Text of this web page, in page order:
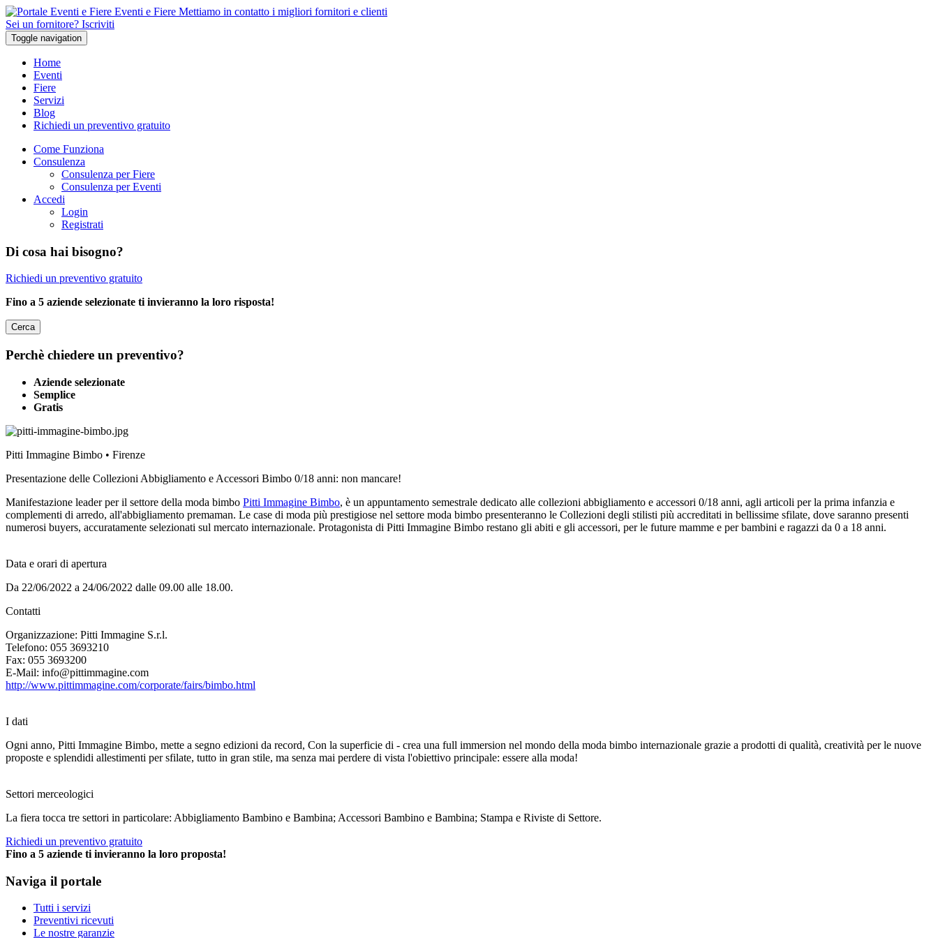
Eventi e Fiere Mettiamo in contatto i migliori fornitori e clienti
Sei un fornitore? Iscriviti
Toggle navigation
Home
Eventi
Fiere
Servizi
Blog
Richiedi un preventivo gratuito
Come Funziona
Consulenza
Consulenza per Fiere
Consulenza per Eventi
Accedi
Login
Registrati
Di cosa hai bisogno?
Richiedi un preventivo gratuito
Fino a 5 aziende selezionate ti invieranno la loro risposta!
Cerca
Perchè chiedere un preventivo?
Aziende selezionate
Semplice
Gratis
Pitti Immagine Bimbo • Firenze
Presentazione delle Collezioni Abbigliamento e Accessori Bimbo 0/18 anni: non mancare!
Manifestazione leader per il settore della moda bimbo Pitti Immagine Bimbo, è un appuntamento semestrale dedicato alle collezioni abbigliamento e accessori 0/18 anni, agli articoli per la prima infanzia e
complementi di arredo, all'abbigliamento premaman. Le case di moda più prestigiose nel settore moda bimbo presenteranno le Collezioni degli stilisti più accreditati in bellissime sfilate, dove saranno presenti
numerosi buyers, accuratamente selezionati sul mercato internazionale. Protagonista di Pitti Immagine Bimbo restano gli abiti e gli accessori, per le future mamme e per bambini e ragazzi da 0 a 18 anni.
Data e orari di apertura
Da 22/06/2022 a 24/06/2022 dalle 09.00 alle 18.00.
Contatti
Organizzazione: Pitti Immagine S.r.l.
Telefono: 055 3693210
Fax: 055 3693200
E-Mail: info@pittimmagine.com
http://www.pittimmagine.com/corporate/fairs/bimbo.html
I dati
Ogni anno, Pitti Immagine Bimbo, mette a segno edizioni da record, Con la superficie di - crea una full immersion nel mondo della moda bimbo internazionale grazie a prodotti di qualità, creatività per le nuove
proposte e splendidi allestimenti per sfilate, tutto in gran stile, ma senza mai perdere di vista l'obiettivo principale: essere alla moda!
Settori merceologici
La fiera tocca tre settori in particolare: Abbigliamento Bambino e Bambina; Accessori Bambino e Bambina; Stampa e Riviste di Settore.
Richiedi un preventivo gratuito
Fino a 5 aziende ti invieranno la loro proposta!
Naviga il portale
Tutti i servizi
Preventivi ricevuti
Le nostre garanzie